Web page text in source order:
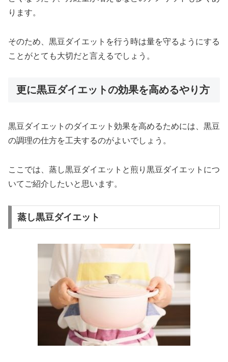
ります。
そのため、黒豆ダイエットを行う時は量を守るようにする
ことがとても大切だと言えるでしょう。
更に黒豆ダイエットの効果を高めるやり方
黒豆ダイエットのダイエット効果を高めるためには、黒豆
の調理の仕方を工夫するのがよいでしょう。
ここでは、蒸し黒豆ダイエットと煎り黒豆ダイエットにつ
いてご紹介したいと思います。
蒸し黒豆ダイエット